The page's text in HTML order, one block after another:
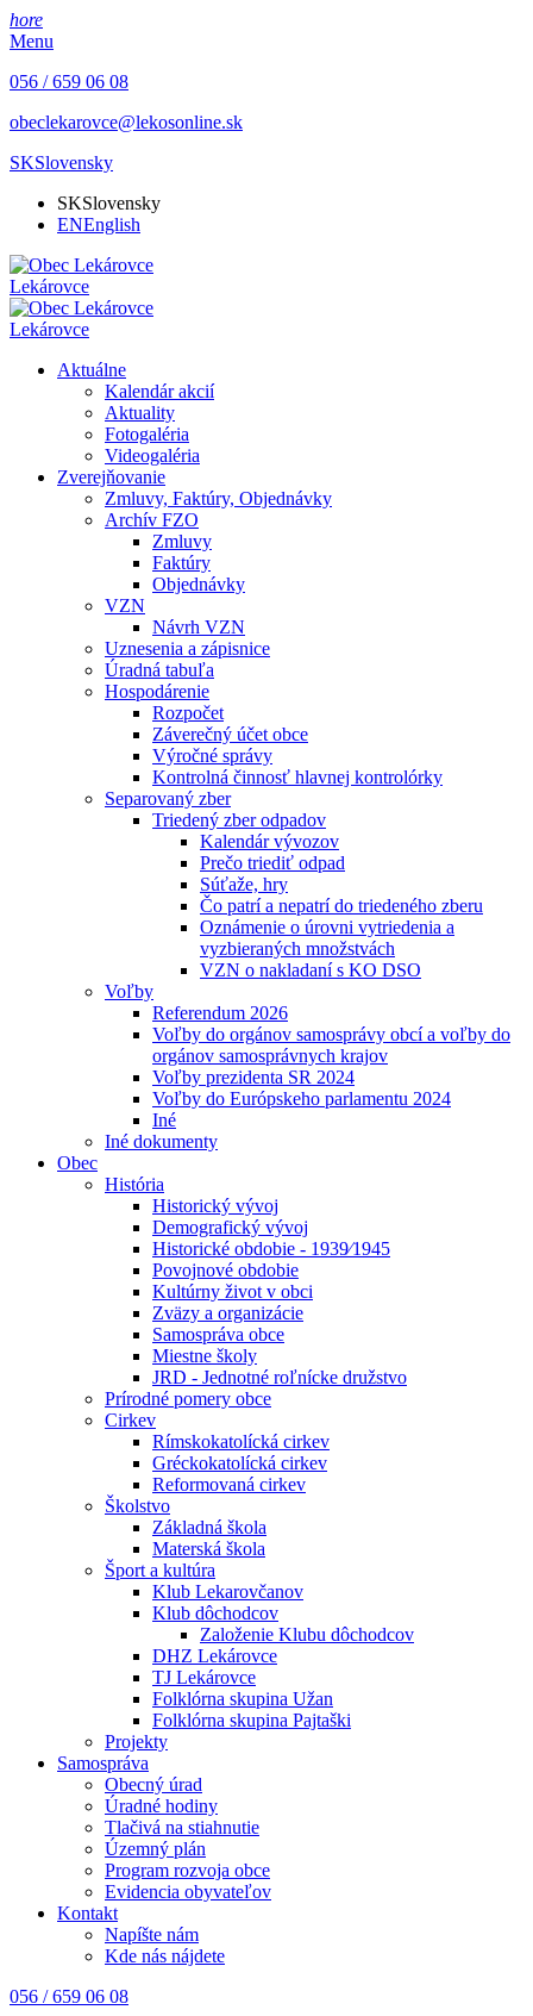
hore
Menu
056 / 659 06 08
obeclekarovce@lekosonline.sk
SKSlovensky
SKSlovensky
ENEnglish
Lekárovce
Lekárovce
Aktuálne
Kalendár akcií
Aktuality
Fotogaléria
Videogaléria
Zverejňovanie
Zmluvy, Faktúry, Objednávky
Archív FZO
Zmluvy
Faktúry
Objednávky
VZN
Návrh VZN
Uznesenia a zápisnice
Úradná tabuľa
Hospodárenie
Rozpočet
Záverečný účet obce
Výročné správy
Kontrolná činnosť hlavnej kontrolórky
Separovaný zber
Triedený zber odpadov
Kalendár vývozov
Prečo triediť odpad
Súťaže, hry
Čo patrí a nepatrí do triedeného zberu
Oznámenie o úrovni vytriedenia a
vyzbieraných množstvách
VZN o nakladaní s KO DSO
Voľby
Referendum 2026
Voľby do orgánov samosprávy obcí a voľby do
orgánov samosprávnych krajov
Voľby prezidenta SR 2024
Voľby do Európskeho parlamentu 2024
Iné
Iné dokumenty
Obec
História
Historický vývoj
Demografický vývoj
Historické obdobie - 1939⁄1945
Povojnové obdobie
Kultúrny život v obci
Zväzy a organizácie
Samospráva obce
Miestne školy
JRD - Jednotné roľnícke družstvo
Prírodné pomery obce
Cirkev
Rímskokatolícká cirkev
Gréckokatolícká cirkev
Reformovaná cirkev
Školstvo
Základná škola
Materská škola
Šport a kultúra
Klub Lekarovčanov
Klub dôchodcov
Založenie Klubu dôchodcov
DHZ Lekárovce
TJ Lekárovce
Folklórna skupina Užan
Folklórna skupina Pajtaški
Projekty
Samospráva
Obecný úrad
Úradné hodiny
Tlačivá na stiahnutie
Územný plán
Program rozvoja obce
Evidencia obyvateľov
Kontakt
Napíšte nám
Kde nás nájdete
056 / 659 06 08